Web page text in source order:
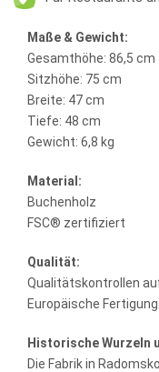
Maße & Gewicht:
Gesamthöhe: 86,5 cm
Sitzhöhe: 75 cm
Breite: 47 cm
Tiefe: 48 cm
Gewicht: 6,8 kg
Material:
Buchenholz
FSC® zertifiziert
Qualität:
Qualitätskontrollen
Europäische Fertigung
Historische Wurzeln
Die Fabrik in